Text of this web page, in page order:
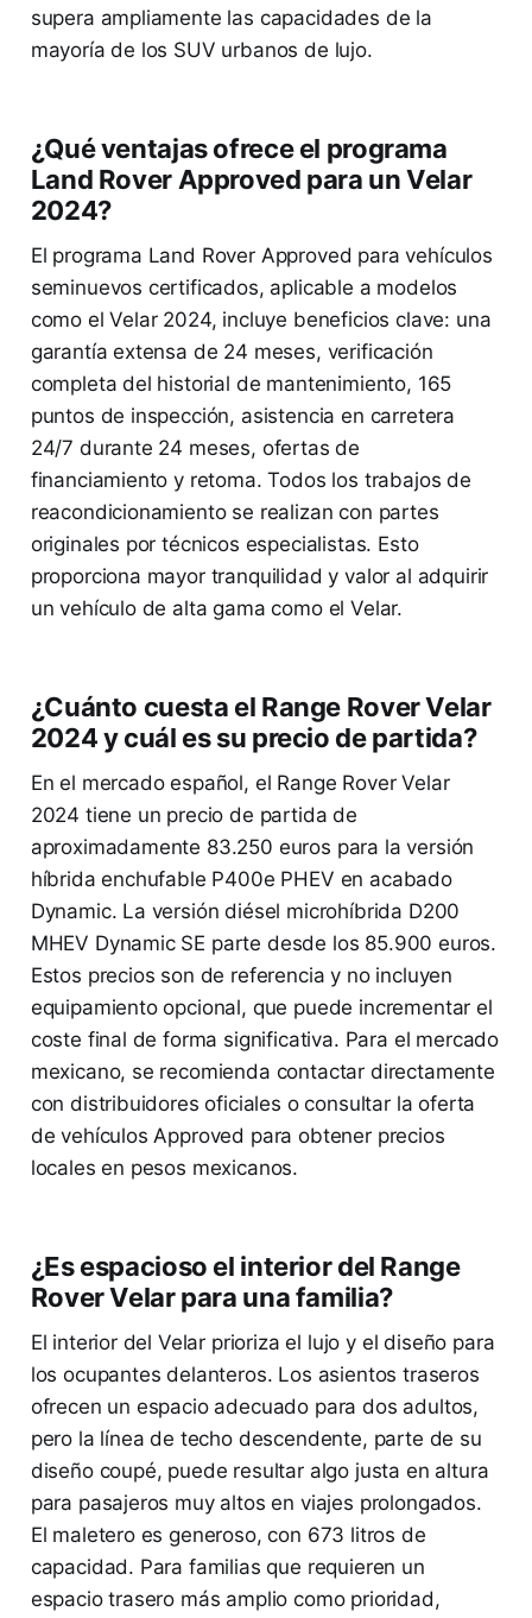
supera ampliamente las capacidades de la
mayoría de los SUV urbanos de lujo.
¿Qué ventajas ofrece el programa
Land Rover Approved para un Velar
2024?
El programa Land Rover Approved para vehículos
seminuevos certificados, aplicable a modelos
como el Velar 2024, incluye beneficios clave: una
garantía extensa de 24 meses, verificación
completa del historial de mantenimiento, 165
puntos de inspección, asistencia en carretera
24/7 durante 24 meses, ofertas de
financiamiento y retoma. Todos los trabajos de
reacondicionamiento se realizan con partes
originales por técnicos especialistas. Esto
proporciona mayor tranquilidad y valor al adquirir
un vehículo de alta gama como el Velar.
¿Cuánto cuesta el Range Rover Velar
2024 y cuál es su precio de partida?
En el mercado español, el Range Rover Velar
2024 tiene un precio de partida de
aproximadamente 83.250 euros para la versión
híbrida enchufable P400e PHEV en acabado
Dynamic. La versión diésel microhíbrida D200
MHEV Dynamic SE parte desde los 85.900 euros.
Estos precios son de referencia y no incluyen
equipamiento opcional, que puede incrementar el
coste final de forma significativa. Para el mercado
mexicano, se recomienda contactar directamente
con distribuidores oficiales o consultar la oferta
de vehículos Approved para obtener precios
locales en pesos mexicanos.
¿Es espacioso el interior del Range
Rover Velar para una familia?
El interior del Velar prioriza el lujo y el diseño para
los ocupantes delanteros. Los asientos traseros
ofrecen un espacio adecuado para dos adultos,
pero la línea de techo descendente, parte de su
diseño coupé, puede resultar algo justa en altura
para pasajeros muy altos en viajes prolongados.
El maletero es generoso, con 673 litros de
capacidad. Para familias que requieren un
espacio trasero más amplio como prioridad,